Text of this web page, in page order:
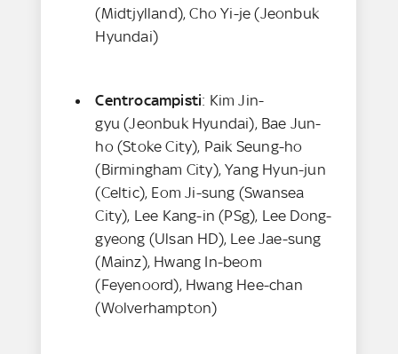
(Midtjylland), Cho Yi-je (Jeonbuk
Hyundai)
Centrocampisti: Kim Jin-
gyu (Jeonbuk Hyundai), Bae Jun-
ho (Stoke City), Paik Seung-ho
(Birmingham City), Yang Hyun-jun
(Celtic), Eom Ji-sung (Swansea
City), Lee Kang-in (PSg), Lee Dong-
gyeong (Ulsan HD), Lee Jae-sung
(Mainz), Hwang In-beom
(Feyenoord), Hwang Hee-chan
(Wolverhampton)